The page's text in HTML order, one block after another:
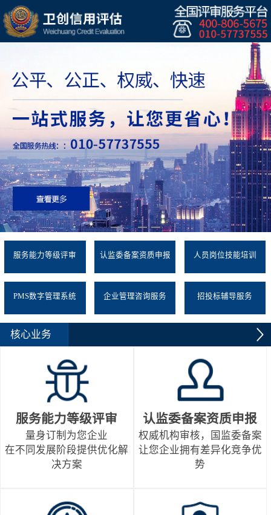
服务能力等级评审 认监委备案资质申报 人员岗位技能培训
PMS数字管理系统 企业管理咨询服务 招投标辅导服务
核心业务
服务能力等级评审
量身订制为您企业
在不同发展阶段提供优化解
决方案
认监委备案资质申报
权威机构审核，国监委备案
让您企业拥有差异化竞争优
势